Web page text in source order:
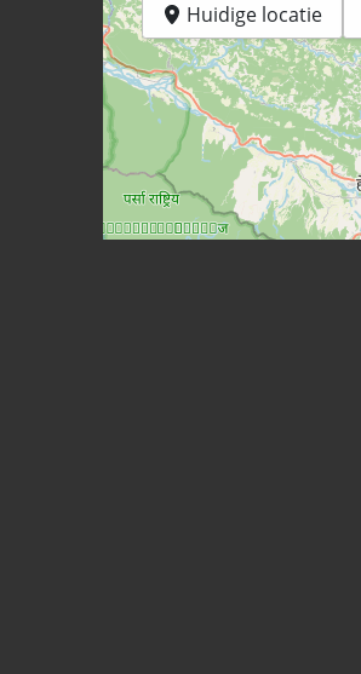
+−
© OpenStreetMap
Huidige locatie